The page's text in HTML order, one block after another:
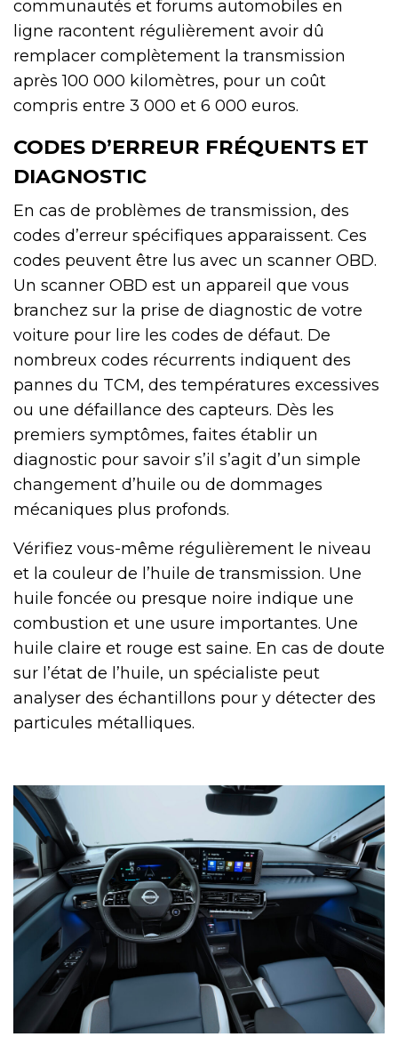
communautés et forums automobiles en
ligne racontent régulièrement avoir dû
remplacer complètement la transmission
après 100 000 kilomètres, pour un coût
compris entre 3 000 et 6 000 euros.
CODES D’ERREUR FRÉQUENTS ET
DIAGNOSTIC
En cas de problèmes de transmission, des
codes d’erreur spécifiques apparaissent. Ces
codes peuvent être lus avec un scanner OBD.
Un scanner OBD est un appareil que vous
branchez sur la prise de diagnostic de votre
voiture pour lire les codes de défaut. De
nombreux codes récurrents indiquent des
pannes du TCM, des températures excessives
ou une défaillance des capteurs. Dès les
premiers symptômes, faites établir un
diagnostic pour savoir s’il s’agit d’un simple
changement d’huile ou de dommages
mécaniques plus profonds.
Vérifiez vous-même régulièrement le niveau
et la couleur de l’huile de transmission. Une
huile foncée ou presque noire indique une
combustion et une usure importantes. Une
huile claire et rouge est saine. En cas de doute
sur l’état de l’huile, un spécialiste peut
analyser des échantillons pour y détecter des
particules métalliques.